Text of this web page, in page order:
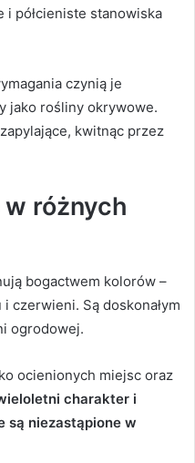
i półcieniste stanowiska
czynią je
jako rośliny okrywowe.
kwitnąc przez
w różnych
bogactwem kolorów –
czerwieni. Są doskonałym
ogrodowej.
ocienionych miejsc oraz
charakter i
są niezastąpione w